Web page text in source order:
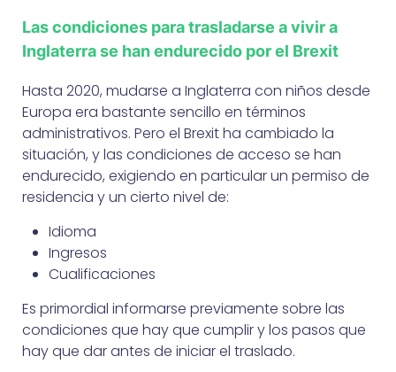
Las condiciones para trasladarse a vivir a
Inglaterra se han endurecido por el Brexit
Hasta 2020, mudarse a Inglaterra con niños desde
Europa era bastante sencillo en términos
administrativos. Pero el Brexit ha cambiado la
situación, y las condiciones de acceso se han
endurecido, exigiendo en particular un permiso de
residencia y un cierto nivel de:
Idioma
Ingresos
Cualificaciones
Es primordial informarse previamente sobre las
condiciones que hay que cumplir y los pasos que
hay que dar antes de iniciar el traslado.